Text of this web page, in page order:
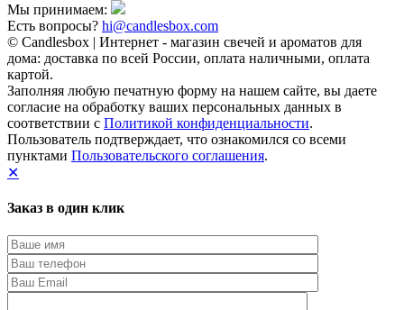
Мы принимаем:
Есть вопросы? hi@candlesbox.com
© Candlesbox | Интернет - магазин свечей и ароматов для
дома: доставка по всей России, оплата наличными, оплата
картой.
Заполняя любую печатную форму на нашем сайте, вы даете
согласие на обработку ваших персональных данных в
соответствии с Политикой конфиденциальности.
Пользователь подтверждает, что ознакомился со всеми
пунктами Пользовательского соглашения.
✕
Заказ в один клик